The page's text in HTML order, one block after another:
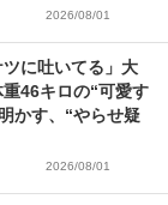
2026/08/01
ツに吐いてる」大
46キロの“可愛す
かす、“やらせ疑
2026/08/01